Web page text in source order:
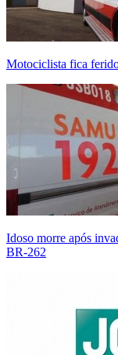
Motociclista fica
Idoso morre após
BR-262